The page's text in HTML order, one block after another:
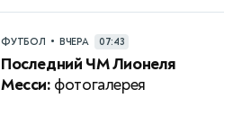
ФУТБОЛ • ВЧЕРА 07:43
Последний ЧМ Лионеля
Месси: фотогалерея